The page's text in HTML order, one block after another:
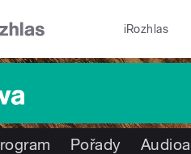
iRozhlas
Pořady